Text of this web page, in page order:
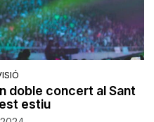
doble concert al Sant
estiu